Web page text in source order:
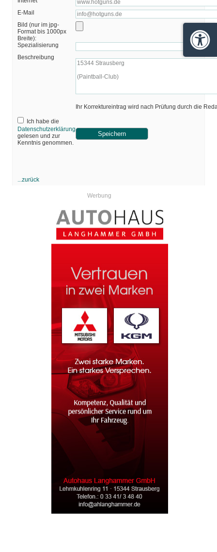
E-Mail
Bild (nur im jpg-
Format bis 1000px
Breite):
Spezialisierung
Beschreibung
Ihr Korrektureintrag wird nach Prüfung durch die
Ich habe die
Datenschutzerklärung
gelesen und zur
Kenntnis genommen.
...zurück
Werbung